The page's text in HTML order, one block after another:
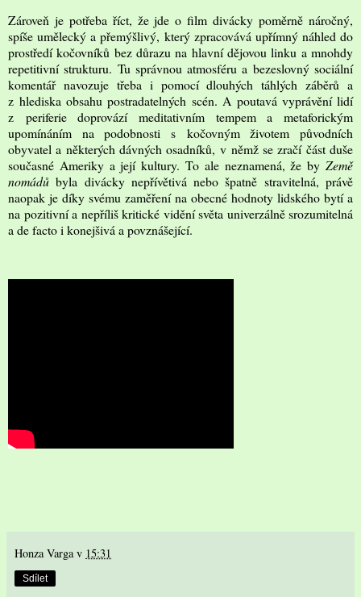
Zároveň je potřeba říct, že jde o film divácky poměrně náročný,
spíše umělecký a přemýšlivý, který zpracovává upřímný náhled do
prostředí kočovníků bez důrazu na hlavní dějovou linku a mnohdy
repetitivní strukturu. Tu správnou atmosféru a bezeslovný sociální
komentář navozuje třeba i pomocí dlouhých táhlých záběrů a
z hlediska obsahu postradatelných scén. A poutavá vyprávění lidí
z periferie doprovází meditativním tempem a metaforickým
upomínáním na podobnosti s kočovným životem původních
obyvatel a některých dávných osadníků, v němž se zračí část duše
současné Ameriky a její kultury. To ale neznamená, že by Země
nomádů byla divácky nepřívětivá nebo špatně stravitelná, právě
naopak je díky svému zaměření na obecné hodnoty lidského bytí a
na pozitivní a nepříliš kritické vidění světa univerzálně srozumitelná
a de facto i konejšivá a povznášející.
Honza Varga v 15:31
Sdílet